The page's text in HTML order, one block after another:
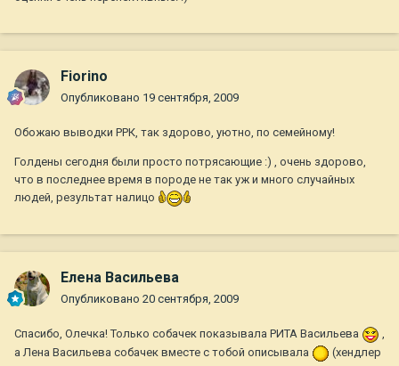
Fiorino
Опубликовано 19 сентября, 2009
Обожаю выводки РРК, так здорово, уютно, по семейному!
Голдены сегодня были просто потрясающие :) , очень здорово,
что в последнее время в породе не так уж и много случайных
людей, результат налицо
Елена Васильева
Опубликовано 20 сентября, 2009
Спасибо, Олечка! Только собачек показывала РИТА Васильева
,
а Лена Васильева собачек вместе с тобой описывала
(хендлер